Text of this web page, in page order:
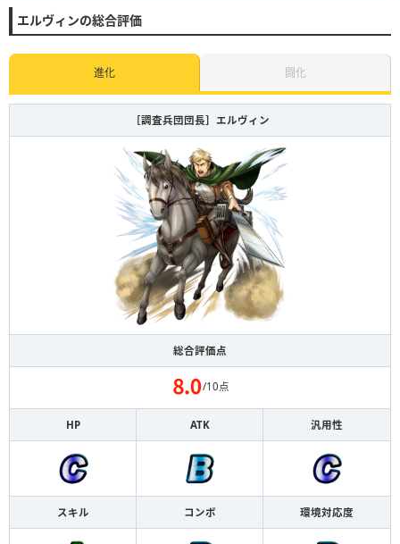
エルヴィンの総合評価
進化 闘化
［調査兵団団長］エルヴィン
総合評価点
/10点
HP ATK 汎用性
スキル コンボ 環境対応度